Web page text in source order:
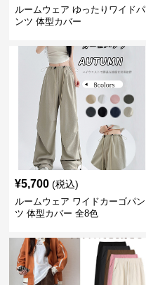
ルームウェア ゆったりワイドパ
ンツ 体型カバー
¥5,700 (税込)
ルームウェア ワイドカーゴパン
ツ 体型カバー 全8色